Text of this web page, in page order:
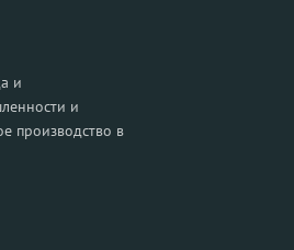
и
и
производство в